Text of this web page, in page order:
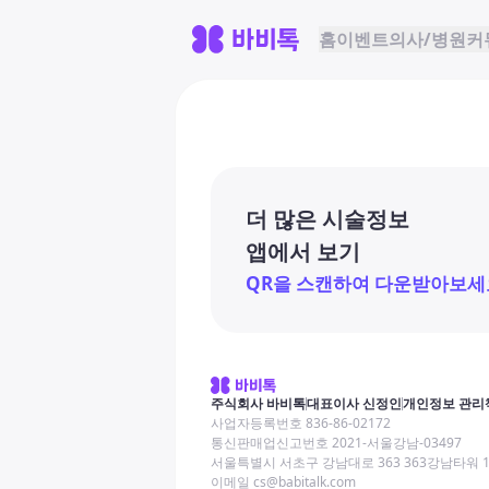
홈이벤트의사/병원커
더 많은 시술정보
앱에서 보기
QR을 스캔하여 다운받아보세
주식회사 바비톡대표이사 신정인개인정보 관리
사업자등록번호 836-86-02172
통신판매업신고번호 2021-서울강남-03497
서울특별시 서초구 강남대로 363 363강남타워
이메일 cs@babitalk.com